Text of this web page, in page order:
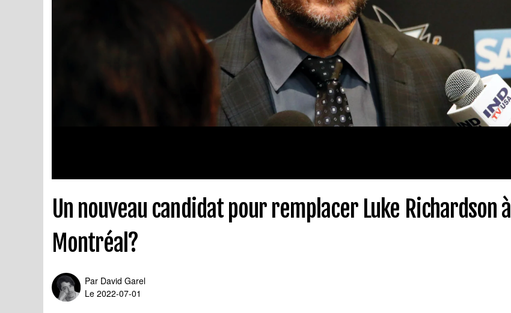
Un nouveau candidat pour remplacer Luke Richardson à
Montréal?
Par David Garel
Le 2022-07-01